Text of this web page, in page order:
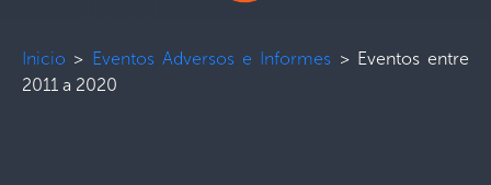
Inicio > Eventos Adversos e Informes > Eventos entre
2011 a 2020